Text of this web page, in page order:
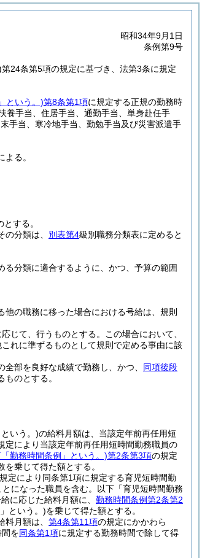
昭和34年9月1日
条例第9号
第24条第5項の規定に基づき、法第3条に規定
という。)第8条第1項に規定する正規の勤務時
養手当、住居手当、通勤手当、単身赴任手
手当、寒冷地手当、勤勉手当及び災害派遣手
る。
する。
分類は、 別表第4級別職務分類表に定めると
る分類に適合するように、かつ、予算の範囲
の職務に移った場合における号給は、規則
じて、行うものとする。
この場合において、
れに準ずるものとして規則で定める事由に該
全部を良好な成績で勤務し、かつ、 同項後段
のとする。
いう。)の給料月額は、当該定年前再任用短
定により当該定年前再任用短時間勤務職員の
勤務時間条例」という。)第2条第3項の規定
乗じて得た額とする。
定により同条第1項に規定する育児短時間勤
になった職員を含む。以下「育児短時間勤務
に応じた給料月額に、 勤務時間条例第2条第2
という。)を乗じて得た額とする。
料月額は、 第4条第11項の規定にかかわら
を同条第1項に規定する勤務時間で除して得